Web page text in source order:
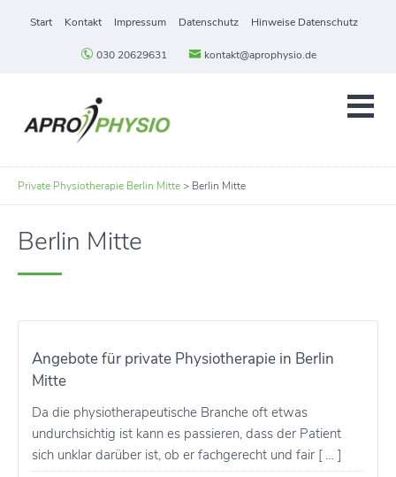
Start Kontakt Impressum Datenschutz Hinweise Datenschutz
030 20629631 kontakt@aprophysio.de
Private Physiotherapie Berlin Mitte> Berlin Mitte
Berlin Mitte
Angebote für private Physiotherapie in Berlin
Mitte
Da die physiotherapeutische Branche oft etwas
undurchsichtig ist kann es passieren, dass der Patient
sich unklar darüber ist, ob er fachgerecht und fair [ … ]